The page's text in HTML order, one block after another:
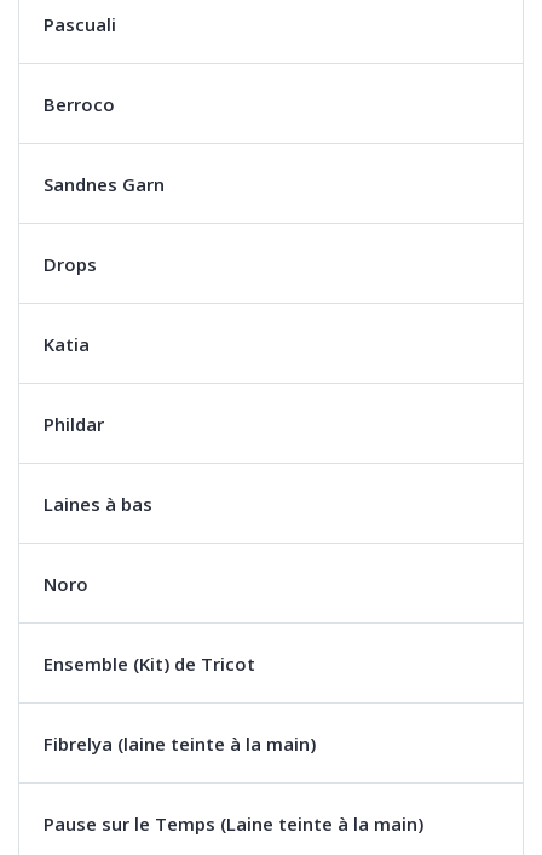
Pascuali
Berroco
Sandnes Garn
Drops
Katia
Phildar
Laines à bas
Noro
Ensemble (Kit) de Tricot
Fibrelya (laine teinte à la main)
Pause sur le Temps (Laine teinte à la main)